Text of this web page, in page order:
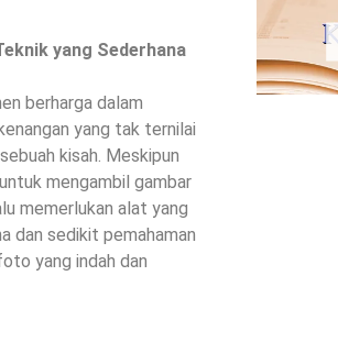
yang Sederhana
berharga dalam
yang tak ternilai
kisah. Meskipun
mengambil gambar
memerlukan alat yang
dan sedikit pemahaman
yang indah dan